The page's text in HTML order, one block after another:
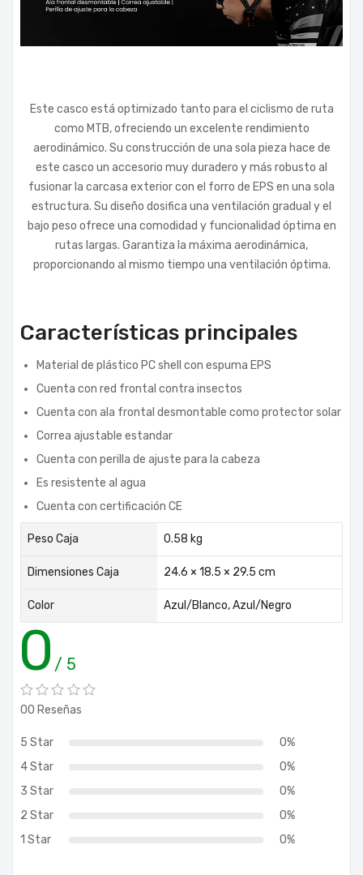
Este casco está optimizado tanto para el ciclismo de ruta
como MTB, ofreciendo un excelente rendimiento
aerodinámico. Su construcción de una sola pieza hace de
este casco un accesorio muy duradero y más robusto al
fusionar la carcasa exterior con el forro de EPS en una sola
estructura. Su diseño dosifica una ventilación gradual y el
bajo peso ofrece una comodidad y funcionalidad óptima en
rutas largas. Garantiza la máxima aerodinámica,
proporcionando al mismo tiempo una ventilación óptima.
Características principales
Material de plástico PC shell con espuma EPS
Cuenta con red frontal contra insectos
Cuenta con ala frontal desmontable como protector solar
Correa ajustable estandar
Cuenta con perilla de ajuste para la cabeza
Es resistente al agua
Cuenta con certificación CE
Peso Caja 0.58 kg
Dimensiones Caja 24.6 × 18.5 × 29.5 cm
Color Azul/Blanco, Azul/Negro
0 / 5
00 Reseñas
5 Star
0%
4 Star
0%
3 Star
0%
2 Star
0%
1 Star
0%